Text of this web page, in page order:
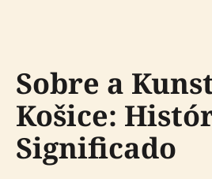
Sobre a
Košice:
Significado